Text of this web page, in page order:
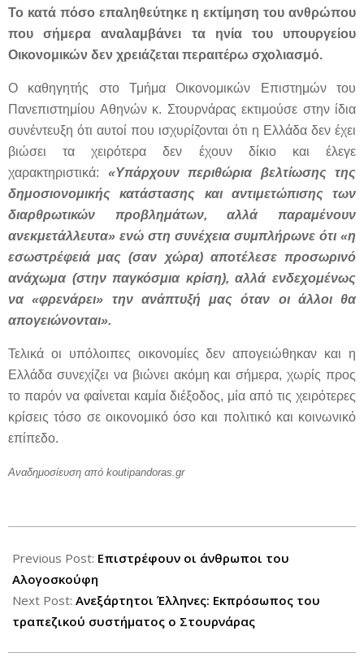
Το κατά πόσο επαληθεύτηκε η εκτίμηση του ανθρώπου
που σήμερα αναλαμβάνει τα ηνία του υπουργείου
Οικονομικών δεν χρειάζεται περαιτέρω σχολιασμό.
Ο καθηγητής στο Τμήμα Οικονομικών Επιστημών του
Πανεπιστημίου Αθηνών κ. Στουρνάρας εκτιμούσε στην ίδια
συνέντευξη ότι αυτοί που ισχυρίζονται ότι η Ελλάδα δεν έχει
βιώσει τα χειρότερα δεν έχουν δίκιο και έλεγε
χαρακτηριστικά: «Υπάρχουν περιθώρια βελτίωσης της
δημοσιονομικής κατάστασης και αντιμετώπισης των
διαρθρωτικών προβλημάτων, αλλά παραμένουν
ανεκμετάλλευτα» ενώ στη συνέχεια συμπλήρωνε ότι «η
εσωστρέφειά μας (σαν χώρα) αποτέλεσε προσωρινό
ανάχωμα (στην παγκόσμια κρίση), αλλά ενδεχομένως
να «φρενάρει» την ανάπτυξή μας όταν οι άλλοι θα
απογειώνονται».
Τελικά οι υπόλοιπες οικονομίες δεν απογειώθηκαν και η
Ελλάδα συνεχίζει να βιώνει ακόμη και σήμερα, χωρίς προς
το παρόν να φαίνεται καμία διέξοδος, μία από τις χειρότερες
κρίσεις τόσο σε οικονομικό όσο και πολιτικό και κοινωνικό
επίπεδο.
Αναδημοσίευση από koutipandoras.gr
06-
26
Previous Post: Επιστρέφουν οι άνθρωποι του
Αλογοσκούφη
Next Post: Ανεξάρτητοι Έλληνες: Εκπρόσωπος του
τραπεζικού συστήματος ο Στουρνάρας